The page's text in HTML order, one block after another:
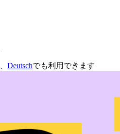
Deutschでも利用できます